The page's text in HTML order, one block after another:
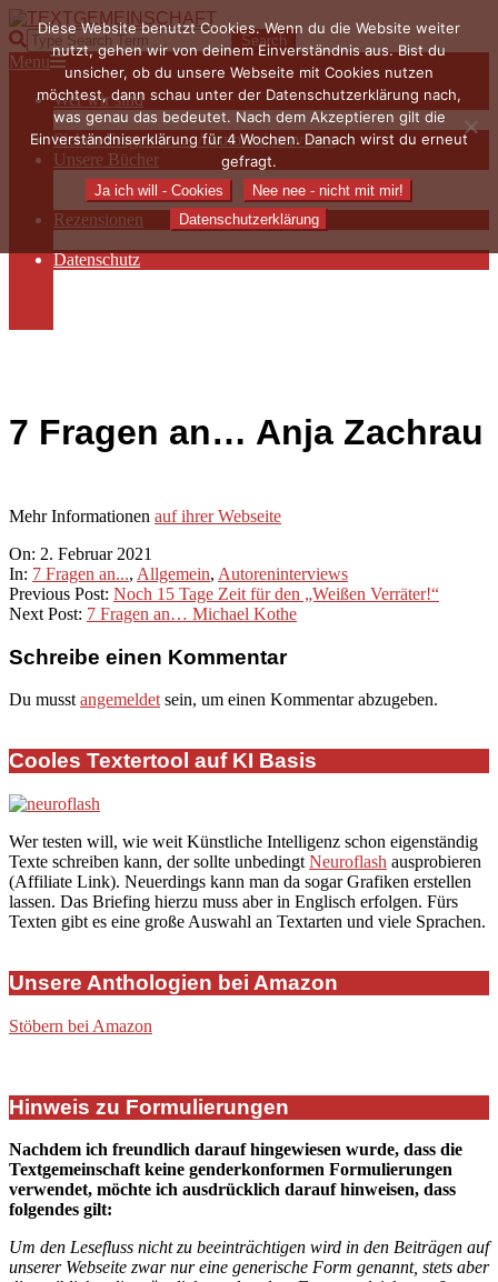
Skip
to
content
TEXTGEMEINSCHAFT
Search
Primary
Navigation
Menu
Menu
Wer wir sind
Die Hauptakteurinnen
Sieben Fragen an… / Autoreninterviews
Unsere Bücher
Autorenservices
Autorenprofile
Rezensionen
Datenschutz
7 Fragen an… Anja Zachrau
Mehr Informationen auf ihrer Webseite
2021-
02-
02
On: 2. Februar 2021
In: 7 Fragen an..., Allgemein, Autoreninterviews
Previous Post: Noch 15 Tage Zeit für den „Weißen Verräter!“
Next Post: 7 Fragen an… Michael Kothe
Schreibe einen Kommentar
Du musst angemeldet sein, um einen Kommentar abzugeben.
Cooles Textertool auf KI Basis
Wer testen will, wie weit Künstliche Intelligenz schon eigenständig
Texte schreiben kann, der sollte unbedingt Neuroflash ausprobieren
(Affiliate Link). Neuerdings kann man da sogar Grafiken erstellen
lassen. Das Briefing hierzu muss aber in Englisch erfolgen. Fürs
Texten gibt es eine große Auswahl an Textarten und viele Sprachen.
Unsere Anthologien bei Amazon
Stöbern bei Amazon
Hinweis zu Formulierungen
Nachdem ich freundlich darauf hingewiesen wurde, dass die
Textgemeinschaft keine genderkonformen Formulierungen
verwendet, möchte ich ausdrücklich darauf hinweisen, dass
folgendes gilt:
Um den Lesefluss nicht zu beeinträchtigen wird in den Beiträgen auf
unserer Webseite zwar nur eine generische Form genannt, stets aber
Diese Website benutzt Cookies. Wenn du die Website weiter
nutzt, gehen wir von deinem Einverständnis aus. Bist du
unsicher, ob du unsere Webseite mit Cookies nutzen
möchtest, dann schau unter der Datenschutzerklärung nach,
was genau das bedeutet. Nach dem Akzeptieren gilt die
Einverständniserklärung für 4 Wochen. Danach wirst du erneut
gefragt.
Ja ich will - Cookies
Nee nee - nicht mit mir!
Datenschutzerklärung